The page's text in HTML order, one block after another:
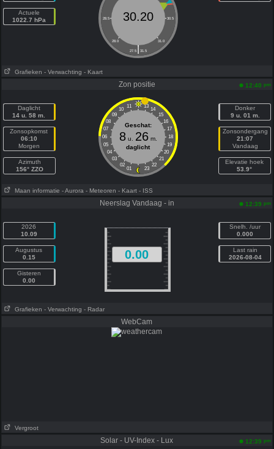
Actuele
1022.7 hPa
28.5 30.5
28.0 31.0
|
27.5 31.5
30.20
Grafieken - Verwachting - Kaart
Zon positie 12:40 pm
Daglicht
14 u. 58 m.
Zonsopkomst
06:10
Morgen
Azimuth
156° ZZO
11 13
10
14
09
15
08
16
07
17
06
18
05
19
04
20
03
21
02
22
01 23
Geschat:
8u. 26m.
daglicht
Donker
9 u. 01 m.
Zonsondergang
21:07
Vandaag
Elevatie hoek
53.9°
Maan informatie - Aurora - Meteoren - Kaart - ISS
Neerslag Vandaag - in 12:39 pm
2026
10.09
Augustus
0.15
Gisteren
0.00
0.00
Snelh. /uur
0.000
Last rain
2026-08-04
Grafieken - Verwachting - Radar
WebCam
Vergroot
Solar - UV-Index - Lux 12:39 pm